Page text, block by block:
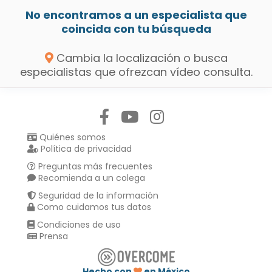
No encontramos a un especialista que
coincida con tu búsqueda
Cambia la localización o busca
especialistas que ofrezcan vídeo consulta.
Quiénes somos
Política de privacidad
Preguntas más frecuentes
Recomienda a un colega
Seguridad de la información
Como cuidamos tus datos
Condiciones de uso
Prensa